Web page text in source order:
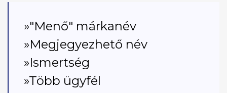
»"Menő" márkanév
»Megjegyezhető név
»Ismertség
»Több ügyfél